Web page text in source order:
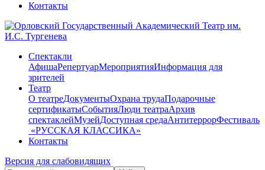
Контакты
Спектакли
АфишаРепертуарМероприятияИнформация для
зрителей
Театр
О театреДокументыОхрана трудаПодарочные
сертификатыСобытияЛюди театраАрхив
спектаклейМузейДоступная средаАнтитеррорФестиваль
​ «РУССКАЯ КЛАССИКА»
Контакты
Версия для слабовидящих